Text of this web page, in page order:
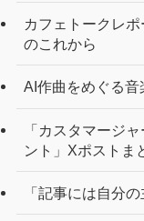
カフェトークレ
のこれから
AI作曲をめぐる音
「カスタマージ
ント」Xポストま
「記事には自分